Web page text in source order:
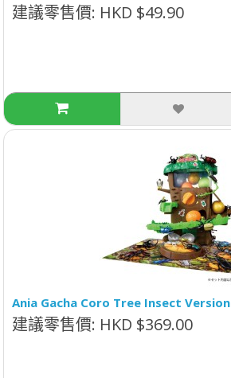
建議零售價: HKD $49.90
Ania Gacha Coro Tree Insect Version
建議零售價: HKD $369.00